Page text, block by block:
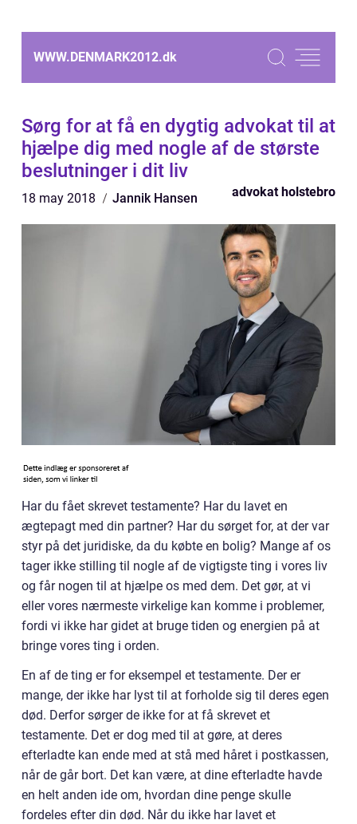
WWW.DENMARK2012.dk
Sørg for at få en dygtig advokat til at
hjælpe dig med nogle af de største
beslutninger i dit liv
18 may 2018 Jannik Hansen advokat holstebro
Har du fået skrevet testamente? Har du lavet en
ægtepagt med din partner? Har du sørget for, at der var
styr på det juridiske, da du købte en bolig? Mange af os
tager ikke stilling til nogle af de vigtigste ting i vores liv
og får nogen til at hjælpe os med dem. Det gør, at vi
eller vores nærmeste virkelige kan komme i problemer,
fordi vi ikke har gidet at bruge tiden og energien på at
bringe vores ting i orden.
En af de ting er for eksempel et testamente. Der er
mange, der ikke har lyst til at forholde sig til deres egen
død. Derfor sørger de ikke for at få skrevet et
testamente. Det er dog med til at gøre, at deres
efterladte kan ende med at stå med håret i postkassen,
når de går bort. Det kan være, at dine efterladte havde
en helt anden ide om, hvordan dine penge skulle
fordeles efter din død. Når du ikke har lavet et